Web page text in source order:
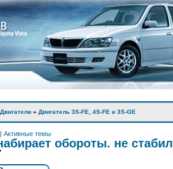
Двигатели » Двигатель 3S-FE, 4S-FE и 3S-GE
| Активные темы
обороты. не